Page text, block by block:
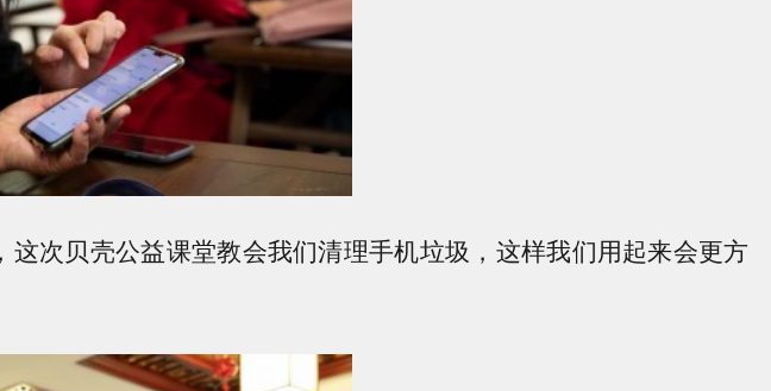
次贝壳公益课堂教会我们清理手机垃圾，这样我们用起来会更方